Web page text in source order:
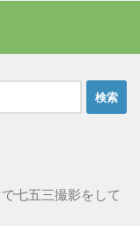
七五三撮影をして